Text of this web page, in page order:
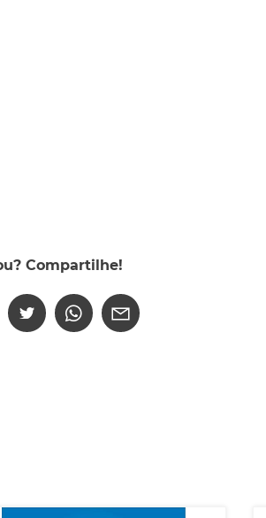
Compartilhe!